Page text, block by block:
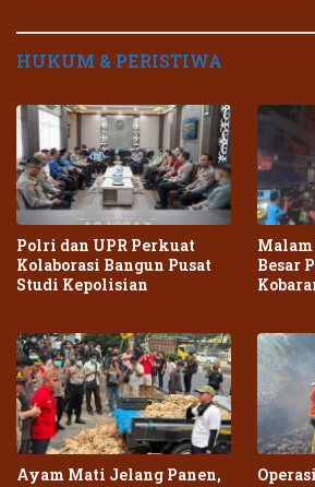
HUKUM & PERISTIWA
Polri dan UPR Perkuat
Kolaborasi Bangun Pusat
Studi Kepolisian
Besar
Ayam Mati Jelang Panen,